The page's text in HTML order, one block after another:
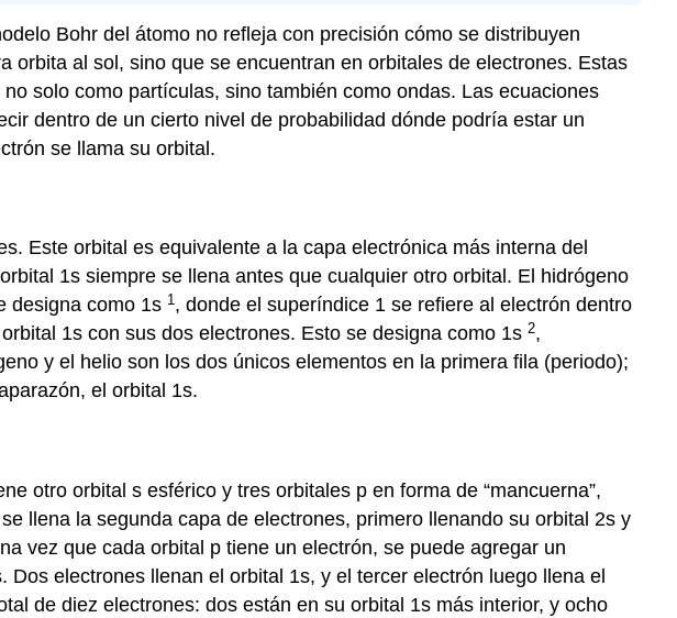
Bohr del átomo no refleja con precisión cómo se distribuyen
al sol, sino que se encuentran en orbitales de electrones. Estas
solo como partículas, sino también como ondas. Las ecuaciones
dentro de un cierto nivel de probabilidad dónde podría estar un
se llama su orbital.
Este orbital es equivalente a la capa electrónica más interna del
1s siempre se llena antes que cualquier otro orbital. El hidrógeno
designa como 1s 1 , donde el superíndice 1 se refiere al electrón dentro
1s con sus dos electrones. Esto se designa como 1s 2,
y el helio son los dos únicos elementos en la primera fila (periodo);
el orbital 1s.
otro orbital s esférico y tres orbitales p en forma de “mancuerna”,
llena la segunda capa de electrones, primero llenando su orbital 2s y
vez que cada orbital p tiene un electrón, se puede agregar un
electrones llenan el orbital 1s, y el tercer electrón luego llena el
de diez electrones: dos están en su orbital 1s más interior, y ocho